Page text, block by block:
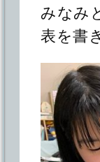
みなみ
表を書